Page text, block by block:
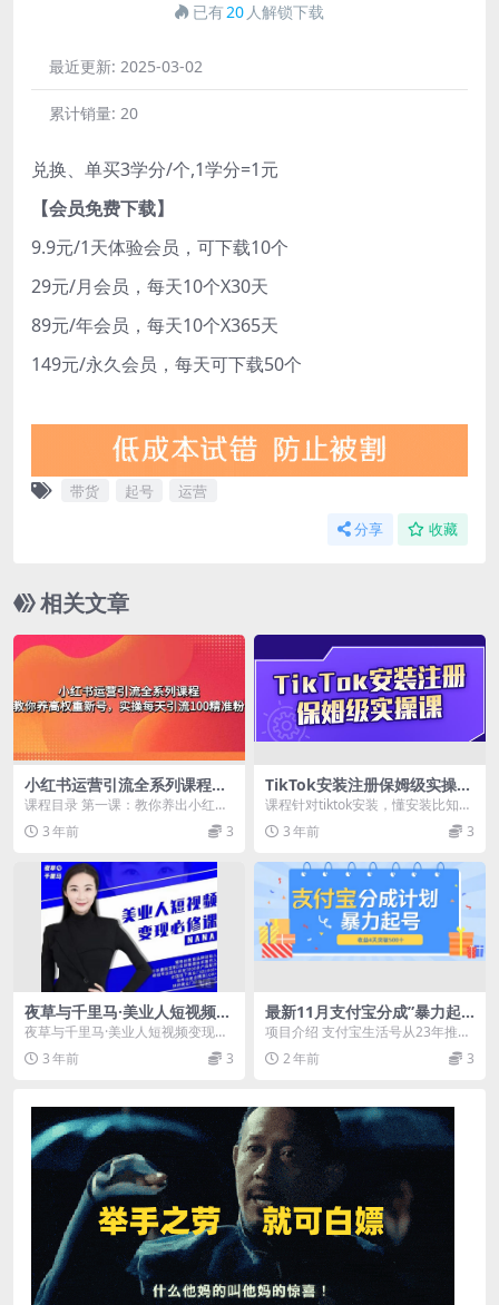
已有20 人解锁下载
最近更新: 2025-03-02
累计销量: 20
兑换、单买3学分/个,1学分=1元
【会员免费下载】
9.9元/1天体验会员，可下载10个
29元/月会员，每天10个X30天
89元/年会员，每天10个X365天
149元/永久会员，每天可下载50个
带货 起号 运营
分享 收藏
相关文章
小红书运营引流全系列课程：
教你养高权重新号
课程目录 第一课：教你养出小红书
高权重账号 第二课：四招教你写出
一篇高权重笔记 ...
3 年前 3
TikTok安装注册保姆级实操
课，tiktok账号注册0失败，
提高你的账号运营段位
课程针对tiktok安装，懂安装比知道
安装更重要，让你轻松快捷下载及
注册TikT...
3 年前 3
夜草与千里马·美业人短视频变
现必修课，医美从业者账号从
0-1带你上路价值3980元
夜草与千里马·美业人短视频变现必
修课，医美从业者账号从0-1带你上
路价值3980...
3 年前 3
最新11月支付宝分成”暴力起
号“搬运玩法
项目介绍 支付宝生活号从23年推出
分成计划到现在，这期间我们一直
都有不断测试更新...
2 年前 3